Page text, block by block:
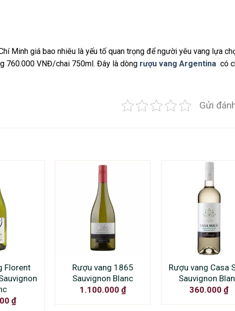
Minh giá bao nhiêu là yếu tố quan trọng để người yêu vang lựa
760.000 VNĐ/chai 750ml. Đây là dòng rượu vang Argentina có
Gửi
Florent
₫
Rượu vang 1865
Sauvignon Blanc
1.100.000 ₫
Rượu vang Casa
Sauvignon
360.000₫